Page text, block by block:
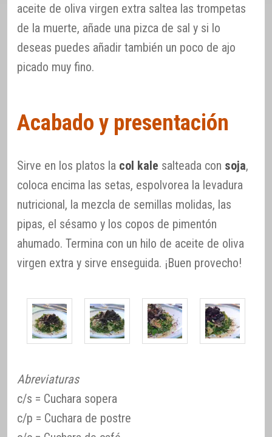
aceite de oliva virgen extra saltea las trompetas
de la muerte, añade una pizca de sal y si lo
deseas puedes añadir también un poco de ajo
picado muy fino.
Acabado y presentación
Sirve en los platos la col kale salteada con soja,
coloca encima las setas, espolvorea la levadura
nutricional, la mezcla de semillas molidas, las
pipas, el sésamo y los copos de pimentón
ahumado. Termina con un hilo de aceite de oliva
virgen extra y sirve enseguida. ¡Buen provecho!
Abreviaturas
c/s = Cuchara sopera
c/p = Cuchara de postre